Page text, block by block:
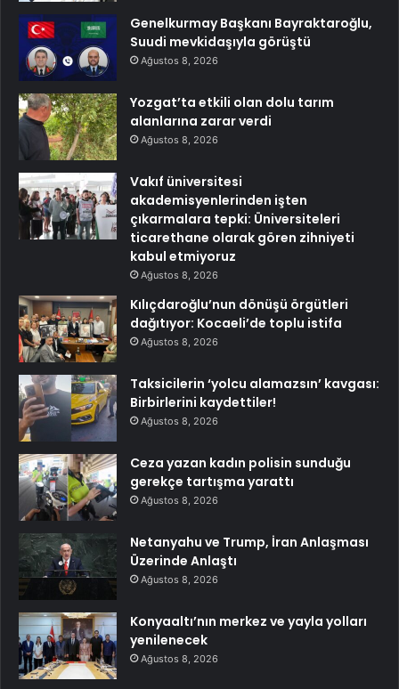
Genelkurmay Başkanı Bayraktaroğlu,
Suudi mevkidaşıyla görüştü
Ağustos 8, 2026
Yozgat’ta etkili olan dolu tarım
alanlarına zarar verdi
Ağustos 8, 2026
Vakıf üniversitesi
akademisyenlerinden işten
çıkarmalara tepki: Üniversiteleri
ticarethane olarak gören zihniyeti
kabul etmiyoruz
Ağustos 8, 2026
Kılıçdaroğlu’nun dönüşü örgütleri
dağıtıyor: Kocaeli’de toplu istifa
Ağustos 8, 2026
Taksicilerin ‘yolcu alamazsın’ kavgası:
Birbirlerini kaydettiler!
Ağustos 8, 2026
Ceza yazan kadın polisin sunduğu
gerekçe tartışma yarattı
Ağustos 8, 2026
Netanyahu ve Trump, İran Anlaşması
Üzerinde Anlaştı
Ağustos 8, 2026
Konyaaltı’nın merkez ve yayla yolları
yenilenecek
Ağustos 8, 2026